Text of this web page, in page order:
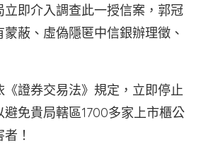
即介入調查此一授信案，郭冠
蔽、虛偽隱匿中信銀辦理徵、
《證券交易法》規定，立即停止
免貴局轄區1700多家上市櫃公
！